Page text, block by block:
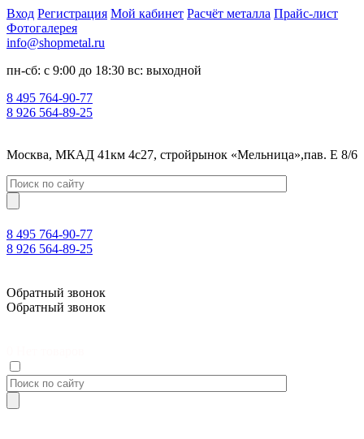
Вход Регистрация Мой кабинет Расчёт металла Прайс-лист
Фотогалерея
info@shopmetal.ru
пн-сб: с 9:00 до 18:30 вс: выходной
8 495 764-90-77
8 926 564-89-25
Москва, МКАД 41км 4с27, стройрынок «Мельница»,пав. Е 8/6
8 495 764-90-77
8 926 564-89-25
Обратный звонок
Обратный звонок